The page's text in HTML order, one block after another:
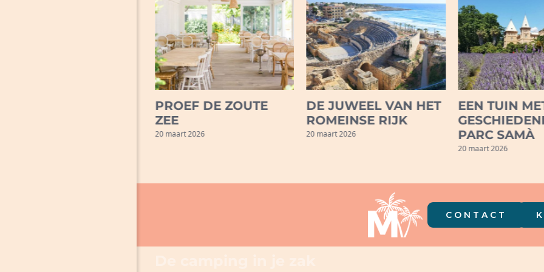
PROEF DE ZOUTE
ZEE
20 maart 2026
DE JUWEEL VAN HET
ROMEINSE RIJK
20 maart 2026
EEN TUIN
PARC SAMÀ
20 maart 2026
CONTACT